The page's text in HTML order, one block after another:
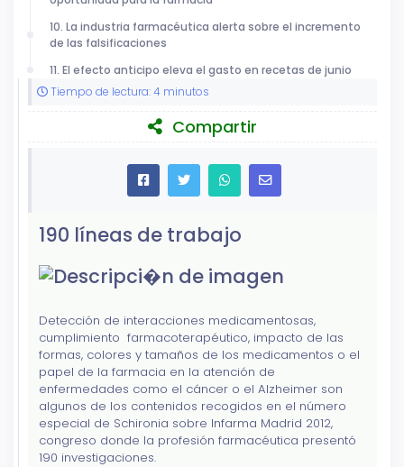
10. La industria farmacéutica alerta sobre el incremento
de las falsificaciones
11. El efecto anticipo eleva el gasto en recetas de junio
Tiempo de lectura: 4 minutos
Compartir
190 líneas de trabajo
Detección de interacciones medicamentosas,
cumplimiento farmacoterapéutico, impacto de las
formas, colores y tamaños de los medicamentos o el
papel de la farmacia en la atención de
enfermedades como el cáncer o el Alzheimer son
algunos de los contenidos recogidos en el número
especial de Schironia sobre Infarma Madrid 2012,
congreso donde la profesión farmacéutica presentó
190 investigaciones.